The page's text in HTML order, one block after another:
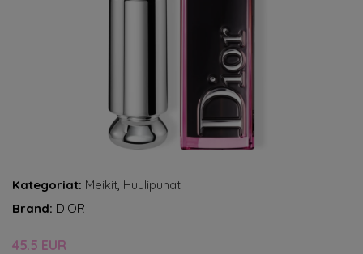
Kategoriat: Meikit, Huulipunat
Brand: DIOR
45.5 EUR